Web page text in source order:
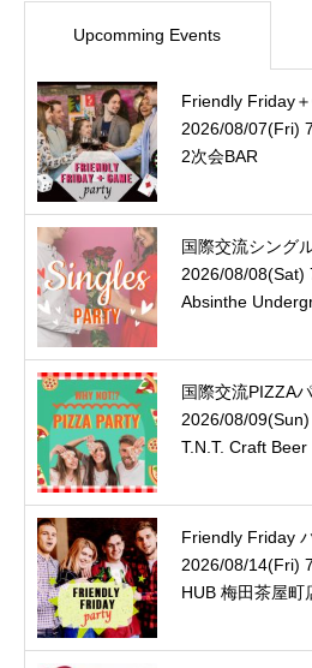
Upcomming Events
Friendly Friday
2026/08/07(Fri)
2次会BAR
国際交流シング
2026/08/08(Sat)
Absinthe
国際交流PIZZA
2026/08/
T.N.T. Craft Beer
Friendly Friday
2026/08/14(Fri)
HUB 梅田茶屋町